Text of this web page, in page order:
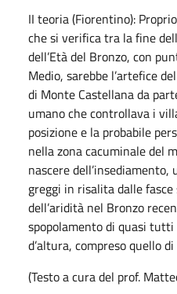
II teoria (Fiorentino):
che si verifica tra la fine
dell’Età del Bronzo, con
Medio, sarebbe l’artefice
di Monte Castellana da
umano che controllava i
posizione e la probabile
nella zona cacuminale del
nascere dell’insediamento,
greggi in risalita dalle
dell’aridità nel Bronzo
spopolamento di quasi
d’altura, compreso quello
(Testo a cura del prof.